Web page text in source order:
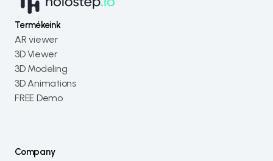
Termékeink
AR viewer
3D Viewer
3D Modeling
3D Animations
FREE Demo
Company